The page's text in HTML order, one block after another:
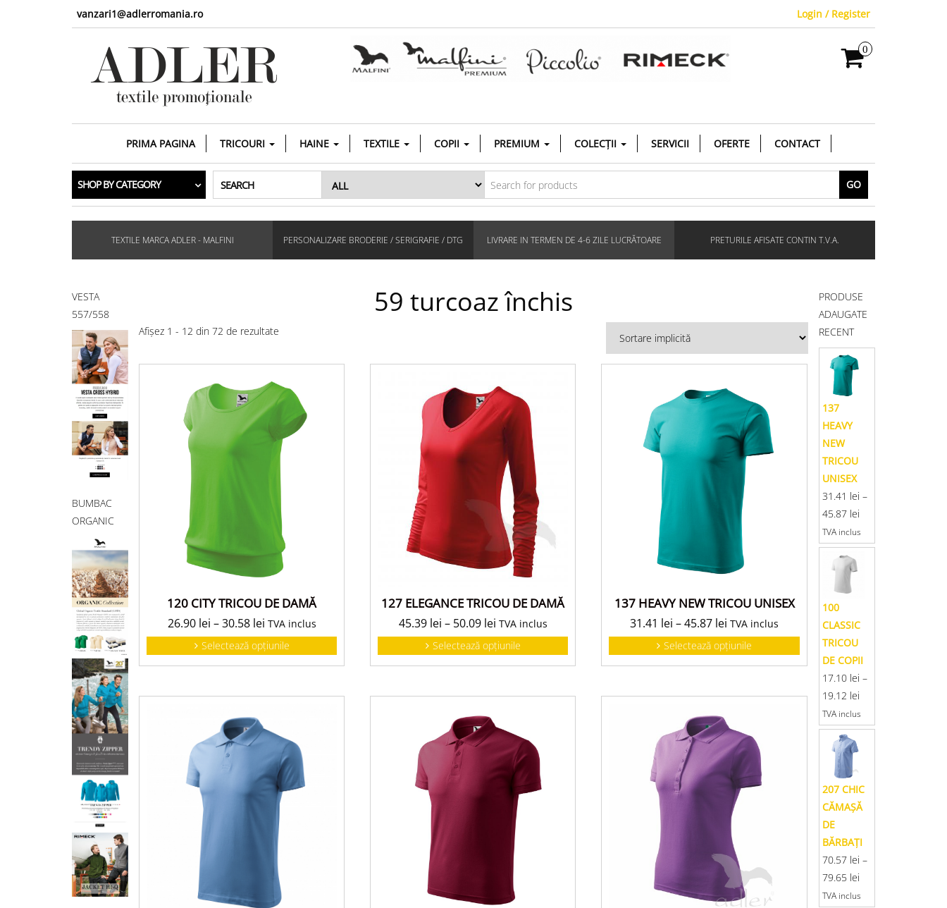
vanzari1@adlerromania.ro Login / Register
0
PRIMA PAGINA TRICOURI HAINE TEXTILE COPII PREMIUM COLECȚII SERVICII OFERTE CONTACT
SHOP BY CATEGORY SEARCH GO
TEXTILE MARCA ADLER - MALFINI PERSONALIZARE BRODERIE / SERIGRAFIE / DTG LIVRARE IN TERMEN DE 4-6 ZILE LUCRĂTOARE PRETURILE AFISATE CONTIN T.V.A.
VESTA
557/558
BUMBAC
ORGANIC
59 turcoaz închis
Afișez 1 - 12 din 72 de rezultate
120 CITY TRICOU DE DAMĂ
26.90 lei –30.58 lei TVA inclus
Selectează opțiunile
127 ELEGANCE TRICOU DE DAMĂ
45.39 lei – 50.09 lei TVA inclus
Selectează opțiunile
137 HEAVY NEW TRICOU UNISEX
31.41 lei –45.87 lei TVA inclus
Selectează opțiunile
PRODUSE
ADAUGATE
RECENT
137
HEAVY
NEW
TRICOU
UNISEX
31.41 lei –
45.87 lei
TVA inclus
100
CLASSIC
TRICOU
DE COPII
17.10 lei –
19.12 lei
TVA inclus
207 CHIC
CĂMAŞĂ
DE
BĂRBAŢI
70.57 lei –
79.65 lei
TVA inclus